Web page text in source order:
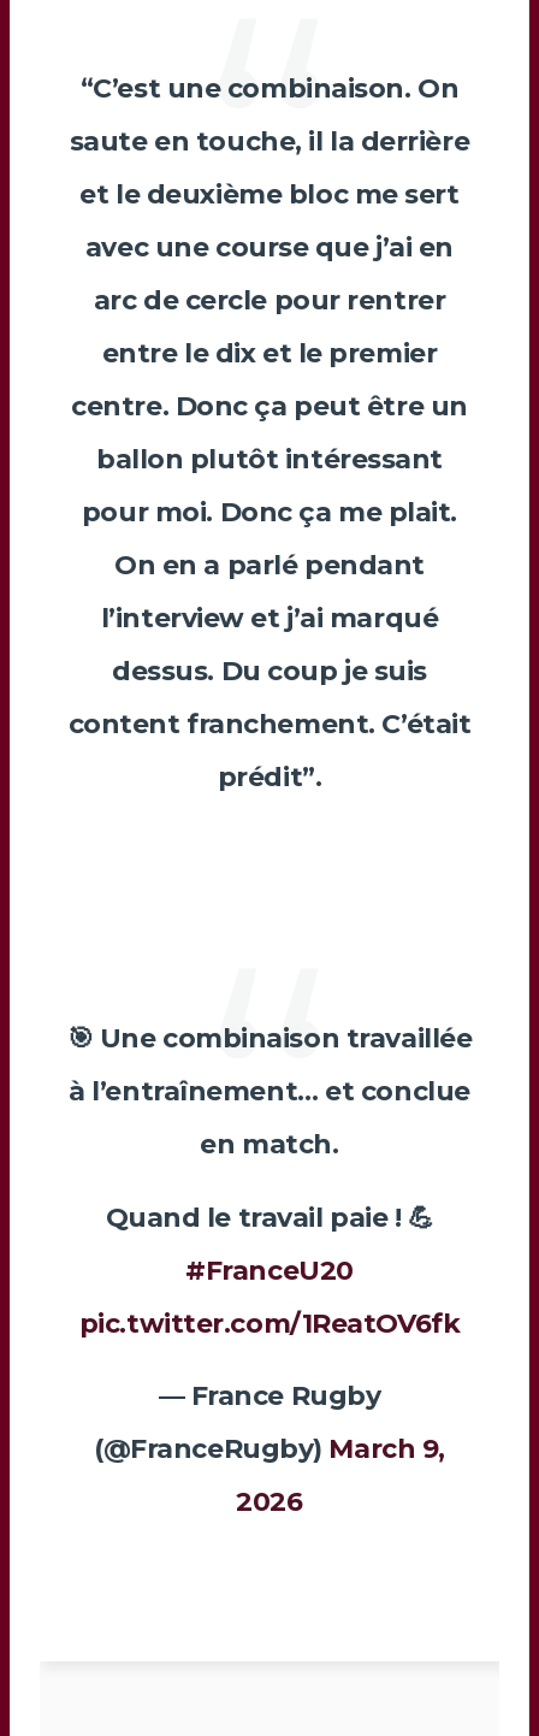
“C’est une combinaison. On
saute en touche, il la derrière
et le deuxième bloc me sert
avec une course que j’ai en
arc de cercle pour rentrer
entre le dix et le premier
centre. Donc ça peut être un
ballon plutôt intéressant
pour moi. Donc ça me plait.
On en a parlé pendant
l’interview et j’ai marqué
dessus. Du coup je suis
content franchement. C’était
prédit”.
🎯 Une combinaison travaillée
à l’entraînement… et conclue
en match.
Quand le travail paie ! 💪
#FranceU20
pic.twitter.com/1ReatOV6fk
— France Rugby
(@FranceRugby) March 9,
2026